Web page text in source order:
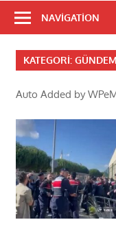
NAVIGATION
KATEGORI: GÜNDEM
Auto Added by